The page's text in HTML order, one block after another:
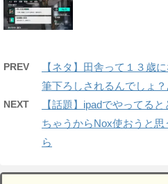
PREV
【ネタ】田舎って１３歳
筆下ろしされるんでしょ
NEXT
【話題】ipadでやってる
ちゃうからNox使おうと
ら